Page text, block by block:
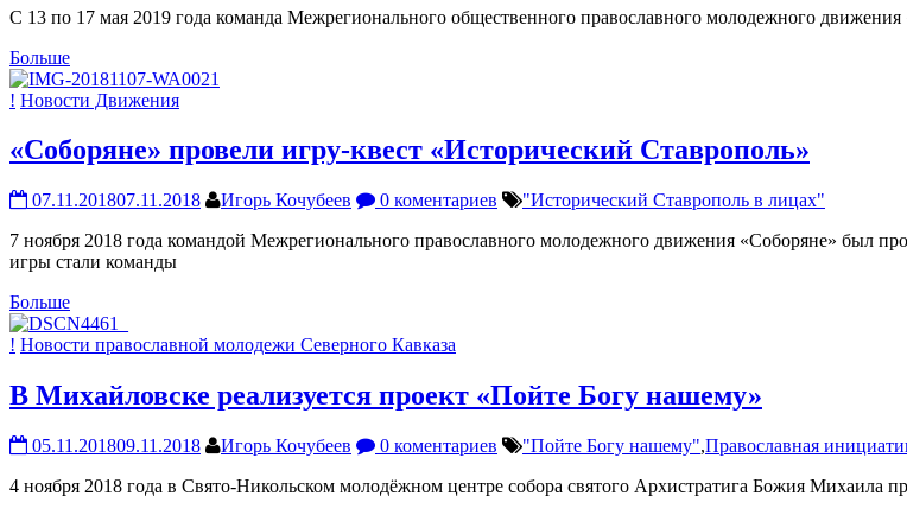
С 13 по 17 мая 2019 года команда Межрегионального общественного православного молодежного
Больше
! Новости Движения
«Соборяне» провели игру-квест «Исторический Ставрополь»
07.11.201807.11.2018 Игорь Кочубеев 0 коментариев
"Исторический Ставрополь в лицах"
7 ноября 2018 года командой Межрегионального православного молодежного движения «Соборяне» был
игры стали команды
Больше
! Новости православной молодежи Северного Кавказа
В Михайловске реализуется проект «Пойте Богу нашему»
05.11.201809.11.2018 Игорь Кочубеев 0 коментариев "Пойте Богу нашему",Православная
4 ноября 2018 года в Свято-Никольском молодёжном центре собора святого Архистратига Божия Михаила